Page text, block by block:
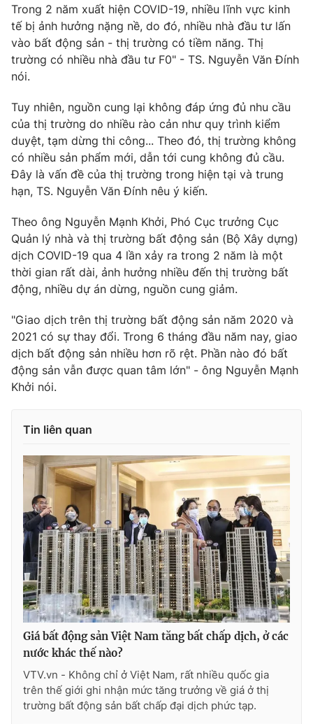
Trong 2 năm xuất hiện COVID-19, nhiều lĩnh vực kinh
tế bị ảnh hưởng nặng nề, do đó, nhiều nhà đầu tư lấn
vào bất động sản - thị trường có tiềm năng. Thị
trường có nhiều nhà đầu tư F0" - TS. Nguyễn Văn Đính
nói.
Tuy nhiên, nguồn cung lại không đáp ứng đủ nhu cầu
của thị trường do nhiều rào cản như quy trình kiểm
duyệt, tạm dừng thi công... Theo đó, thị trường không
có nhiều sản phẩm mới, dẫn tới cung không đủ cầu.
Đây là vấn đề của thị trường trong hiện tại và trung
hạn, TS. Nguyễn Văn Đính nêu ý kiến.
Theo ông Nguyễn Mạnh Khởi, Phó Cục trưởng Cục
Quản lý nhà và thị trường bất động sản (Bộ Xây dựng)
dịch COVID-19 qua 4 lần xảy ra trong 2 năm là một
thời gian rất dài, ảnh hưởng nhiều đến thị trường bất
động, nhiều dự án dừng, nguồn cung giảm.
"Giao dịch trên thị trường bất động sản năm 2020 và
2021 có sự thay đổi. Trong 6 tháng đầu năm nay, giao
dịch bất động sản nhiều hơn rõ rệt. Phần nào đó bất
động sản vẫn được quan tâm lớn" - ông Nguyễn Mạnh
Khởi nói.
Tin liên quan
Giá bất động sản Việt Nam tăng bất chấp dịch, ở các
nước khác thế nào?
VTV.vn - Không chỉ ở Việt Nam, rất nhiều quốc gia
trên thế giới ghi nhận mức tăng trưởng về giá ở thị
trường bất động sản bất chấp đại dịch phức tạp.